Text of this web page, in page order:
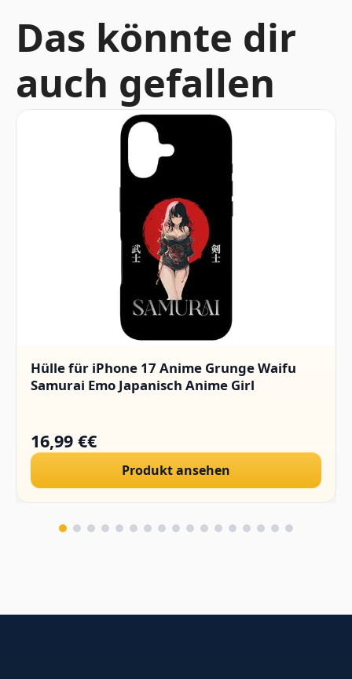
Das könnte dir
auch gefallen
Hülle für iPhone 17 Anime Grunge Waifu
Samurai Emo Japanisch Anime Girl
16,99 €€
Produkt ansehen